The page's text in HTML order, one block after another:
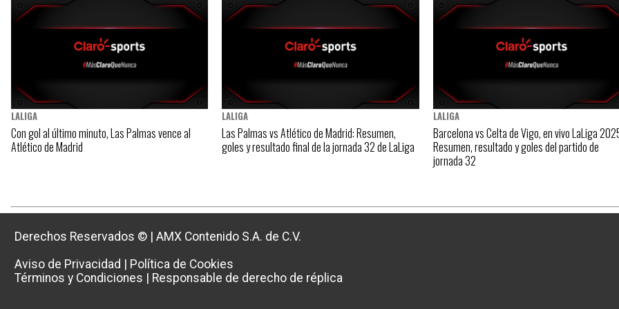
LALIGA
Con gol al último minuto, Las Palmas vence al
Atlético de Madrid
LALIGA
Las Palmas vs Atlético de Madrid: Resumen,
goles y resultado final de la jornada 32 de LaLiga
LALIGA
Barcelona vs Celta de Vigo, en vivo LaLiga
Resumen, resultado y goles del partido de
jornada 32
Derechos Reservados ©
AMX Contenido S.A. de C.V.
Aviso de Privacidad
Política de Cookies
Términos y Condiciones
Responsable de derecho de réplica